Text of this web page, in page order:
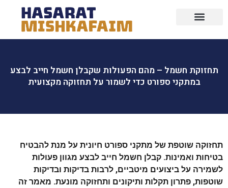
תחזוקת חשמל – מהם הפעולות שקבלן חשמל חייב לבצע
במתקני ספורט כדי לשמור על תחזוקה מקצועית
תחזוקה שוטפת של מתקני ספורט חיונית על מנת להבטיח
בטיחות ואמינות. קבלן חשמל חייב לבצע מגוון פעולות
לשמירה על ביצועים מיטביים, לרבות בדיקות ובדיקות
שוטפות, פתרון תקלות ותיקונים ותחזוקה מונעת. מאמר זה